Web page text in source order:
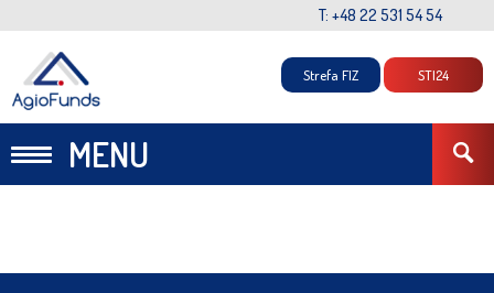
T: +48 22 531 54 54
MENU
Strefa FIZ STI24